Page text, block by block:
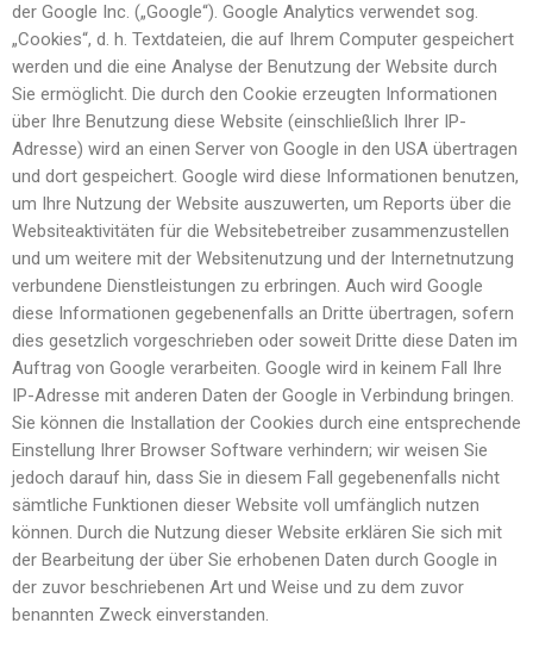
der Google Inc. („Google“). Google Analytics verwendet sog.
„Cookies“, d. h. Textdateien, die auf Ihrem Computer gespeichert
werden und die eine Analyse der Benutzung der Website durch
Sie ermöglicht. Die durch den Cookie erzeugten Informationen
über Ihre Benutzung diese Website (einschließlich Ihrer IP-
Adresse) wird an einen Server von Google in den USA übertragen
und dort gespeichert. Google wird diese Informationen benutzen,
um Ihre Nutzung der Website auszuwerten, um Reports über die
Websiteaktivitäten für die Websitebetreiber zusammenzustellen
und um weitere mit der Websitenutzung und der Internetnutzung
verbundene Dienstleistungen zu erbringen. Auch wird Google
diese Informationen gegebenenfalls an Dritte übertragen, sofern
dies gesetzlich vorgeschrieben oder soweit Dritte diese Daten im
Auftrag von Google verarbeiten. Google wird in keinem Fall Ihre
IP-Adresse mit anderen Daten der Google in Verbindung bringen.
Sie können die Installation der Cookies durch eine entsprechende
Einstellung Ihrer Browser Software verhindern; wir weisen Sie
jedoch darauf hin, dass Sie in diesem Fall gegebenenfalls nicht
sämtliche Funktionen dieser Website voll umfänglich nutzen
können. Durch die Nutzung dieser Website erklären Sie sich mit
der Bearbeitung der über Sie erhobenen Daten durch Google in
der zuvor beschriebenen Art und Weise und zu dem zuvor
benannten Zweck einverstanden.